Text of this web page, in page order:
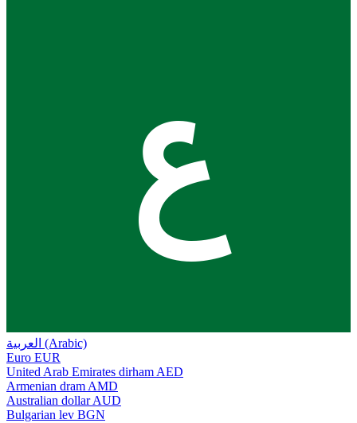
ع
العربية (Arabic)
Euro EUR
United Arab Emirates dirham AED
Armenian dram AMD
Australian dollar AUD
Bulgarian lev BGN